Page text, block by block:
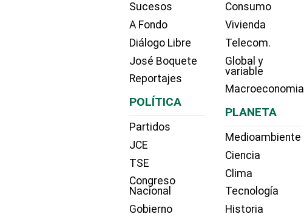
Sucesos
A Fondo
Diálogo Libre
José Boquete
Reportajes
POLÍTICA
Partidos
JCE
TSE
Congreso
Nacional
Gobierno
Consumo
Vivienda
Telecom.
Global y
variable
Macroeconomia
PLANETA
Medioambiente
Ciencia
Clima
Tecnología
Historia